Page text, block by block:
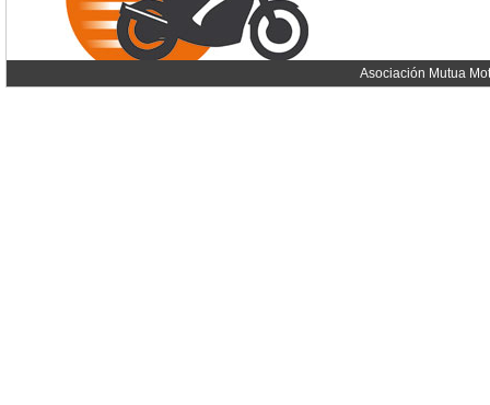
Asociación Mutua